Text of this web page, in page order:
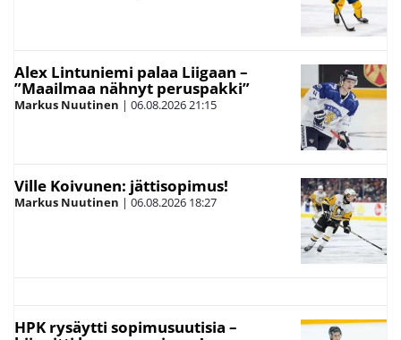
Alex Lintuniemi palaa Liigaan –
”Maailmaa nähnyt peruspakki”
Markus Nuutinen | 06.08.2026 21:15
Ville Koivunen: jättisopimus!
Markus Nuutinen | 06.08.2026 18:27
HPK rysäytti sopimusuutisia –